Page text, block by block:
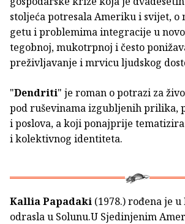
stoljeća potresala Ameriku i svijet, o
getu i problemima integracije u
tegobnoj, mukotrpnoj i često
preživljavanje i mrvicu ljudskog
"Dendriti" je roman o potrazi za
pod ruševinama izgubljenih prilika,
i poslova, a koji ponajprije
i kolektivnog identiteta.
Kallia Papadaki (1978.) rođena je
odrasla u Solunu.U Sjedinjenim